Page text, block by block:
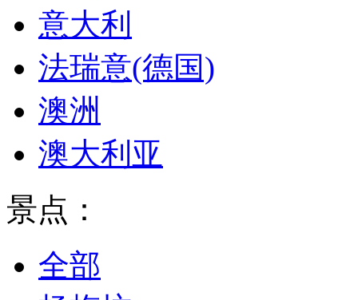
意大利
法瑞意(德国)
澳洲
澳大利亚
景点：
全部